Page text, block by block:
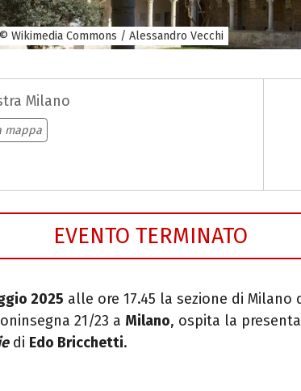
Wikimedia Commons / Alessandro Vecchi
Milano
mappa
EVENTO TERMINATO
2025 alle ore 17.45 la sezione di Milano
21/23 a Milano, ospita la
di Edo Bricchetti.